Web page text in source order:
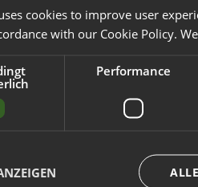
cookies to improve user
with our Cookie Policy.
Performance